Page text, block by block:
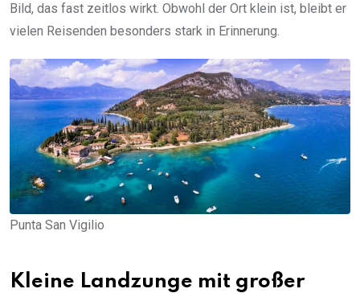
Bild, das fast zeitlos wirkt. Obwohl der Ort klein ist, bleibt er
vielen Reisenden besonders stark in Erinnerung.
Punta San Vigilio
Kleine Landzunge mit großer